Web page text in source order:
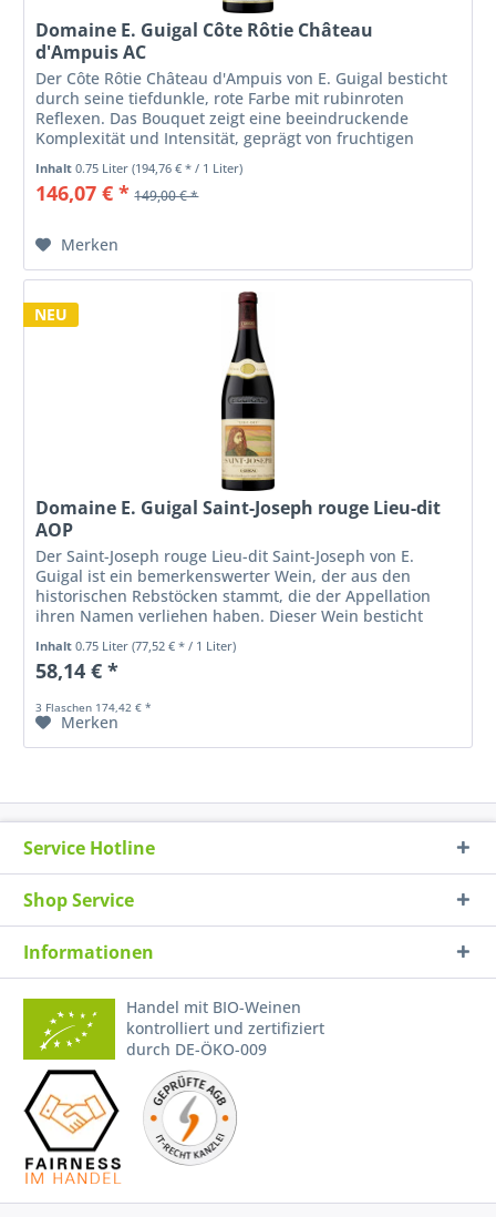
Domaine E. Guigal Côte Rôtie Château
d'Ampuis AC
Der Côte Rôtie Château d'Ampuis von E. Guigal besticht
durch seine tiefdunkle, rote Farbe mit rubinroten
Reflexen. Das Bouquet zeigt eine beeindruckende
Komplexität und Intensität, geprägt von fruchtigen
Inhalt0.75 Liter(194,76 € * / 1 Liter)
146,07 € * 149,00 € *
Merken
NEU
Domaine E. Guigal Saint-Joseph rouge Lieu-dit
AOP
Der Saint-Joseph rouge Lieu-dit Saint-Joseph von E.
Guigal ist ein bemerkenswerter Wein, der aus den
historischen Rebstöcken stammt, die der Appellation
ihren Namen verliehen haben. Dieser Wein besticht
Inhalt0.75 Liter(77,52 € * / 1 Liter)
58,14 € *
3 Flaschen 174,42 € *
Merken
Service Hotline
Shop Service
Informationen
Handel mit BIO-Weinen
kontrolliert und zertifiziert
durch DE-ÖKO-009